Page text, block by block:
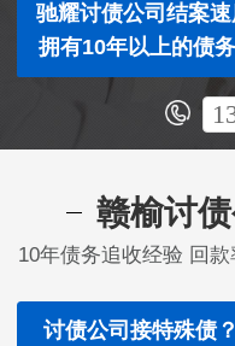
驰耀讨债公司结案
拥有10年以上的债
赣榆讨
10年债务追收经验 回
讨债公司接特殊债？